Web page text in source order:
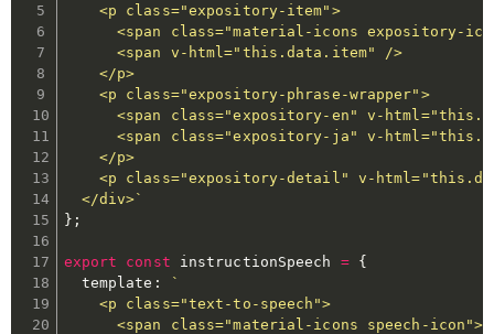
    <p class="expository-item">
<span class="material-icons expository-
      <span v-html="this.data.item" />
    </p>
    <p class="expository-phrase-wrapper">
<span class="expository-en" v-
<span class="expository-ja" v-
    </p>
<p class="expository-detail" v-
  </div>`
} ;
export const instructionSpeech =
{
  template
:
`
    <p class="text-to-speech">
<span class="material-icons speech-